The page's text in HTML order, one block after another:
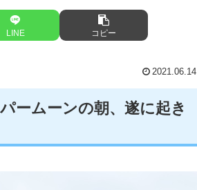
LINE コピー
2021.06.14
ームーンの朝、遂に起き